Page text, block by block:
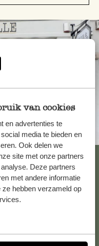
van cookies
en advertenties te
media te bieden en
Ook delen we
site met onze partners
Deze partners
met andere informatie
hebben verzameld op
op de